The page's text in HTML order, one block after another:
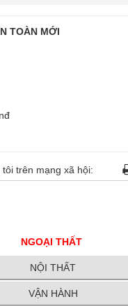
TOÀN MỚI
trên mạng xã hội:
NGOẠI THẤT
NỘI THẤT
VẬN HÀNH